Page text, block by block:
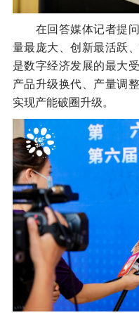
在回答媒体记者提问
量最庞大、创新最活跃
是数字经济发展的最大
产品升级换代、产量调
实现产能破圈升级。